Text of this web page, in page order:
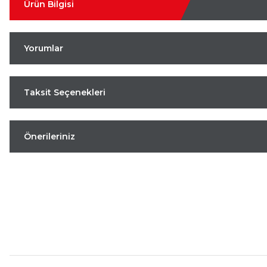
Ürün Bilgisi
Yorumlar
Taksit Seçenekleri
Önerileriniz